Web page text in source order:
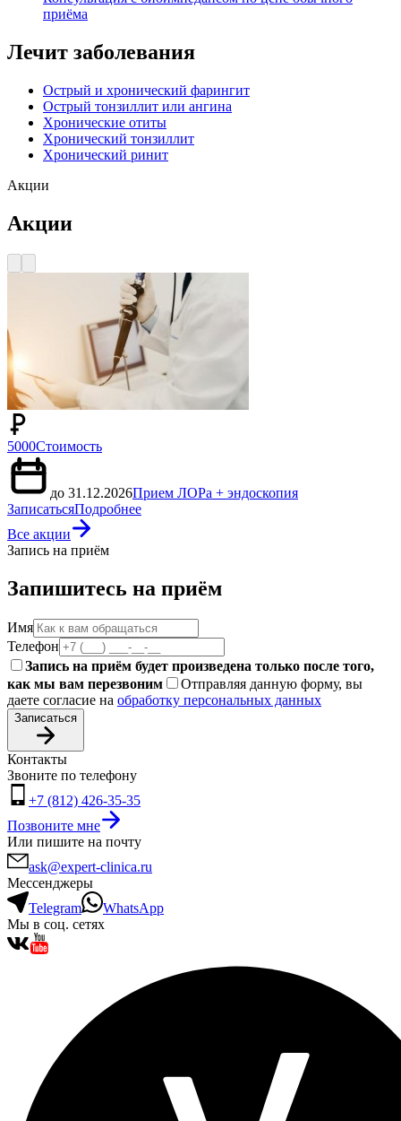
приёма
Лечит заболевания
Острый и хронический фарингит
Острый тонзиллит или ангина
Хронические отиты
Хронический тонзиллит
Хронический ринит
Акции
Акции
5000Стоимость
до 31.12.2026Прием ЛОРа + эндоскопия
ЗаписатьсяПодробнее
Все акции
Запись на приём
Запишитесь на приём
Имя
Телефон
Запись на приём будет произведена только после того,
как мы вам перезвоним
Отправляя данную форму, вы
даете согласие на обработку персональных данных
Записаться
Контакты
Звоните по телефону
+7 (812) 426-35-35
Позвоните мне
Или пишите на почту
ask@expert-clinica.ru
Мессенджеры
Telegram
WhatsApp
Мы в соц. сетях